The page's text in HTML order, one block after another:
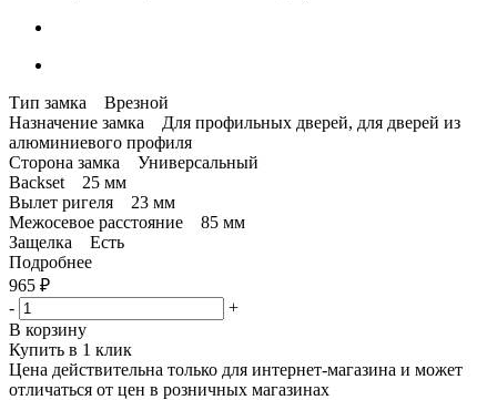
Тип замка Врезной
Назначение замка Для профильных дверей, для дверей из
алюминиевого профиля
Сторона замка Универсальный
Backset 25 мм
Вылет ригеля 23 мм
Межосевое расстояние 85 мм
Защелка Есть
Подробнее
965 ₽
-
+
В корзину
Купить в 1 клик
Цена действительна только для интернет-магазина и может
отличаться от цен в розничных магазинах